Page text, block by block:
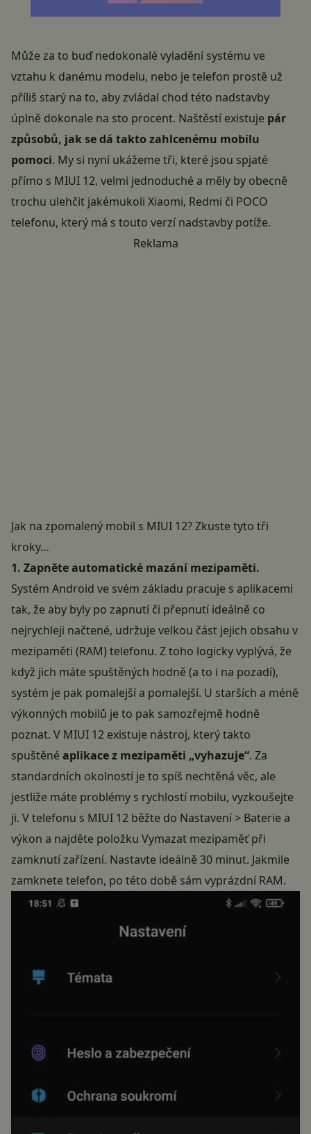
Může za to buď nedokonalé vyladění systému ve
vztahu k danému modelu, nebo je telefon prostě už
příliš starý na to, aby zvládal chod této nadstavby
úplně dokonale na sto procent. Naštěstí existuje pár
způsobů, jak se dá takto zahlcenému mobilu
pomoci. My si nyní ukážeme tři, které jsou spjaté
přímo s MIUI 12, velmi jednoduché a měly by obecně
trochu ulehčit jakémukoli Xiaomi, Redmi či POCO
telefonu, který má s touto verzí nadstavby potíže.
Reklama
Jak na zpomalený mobil s MIUI 12? Zkuste tyto tři
kroky…
1. Zapněte automatické mazání mezipaměti.
Systém Android ve svém základu pracuje s aplikacemi
tak, že aby byly po zapnutí či přepnutí ideálně co
nejrychleji načtené, udržuje velkou část jejich obsahu v
mezipaměti (RAM) telefonu. Z toho logicky vyplývá, že
když jich máte spuštěných hodně (a to i na pozadí),
systém je pak pomalejší a pomalejší. U starších a méně
výkonných mobilů je to pak samozřejmě hodně
poznat. V MIUI 12 existuje nástroj, který takto
spuštěnéaplikace z mezipaměti „vyhazuje“. Za
standardních okolností je to spíš nechtěná věc, ale
jestliže máte problémy s rychlostí mobilu, vyzkoušejte
ji. V telefonu s MIUI 12 běžte do Nastavení > Baterie a
výkon a najděte položku Vymazat mezipaměť při
zamknutí zařízení. Nastavte ideálně 30 minut. Jakmile
zamknete telefon, po této době sám vyprázdní RAM.